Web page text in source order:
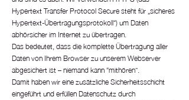
Hypertext Transfer Protocol Secure steht für „sicheres
Hypertext-Übertragungsprotokoll“) um Daten
abhörsicher im Internet zu übertragen.
Das bedeutet, dass die komplette Übertragung aller
Daten von Ihrem Browser zu unserem Webserver
abgesichert ist – niemand kann “mithören”.
Damit haben wir eine zusätzliche Sicherheitsschicht
eingeführt und erfüllen Datenschutz durch